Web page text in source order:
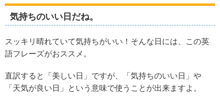
気持ちのいい日だね。
スッキリ晴れていて気持ちがいい！そんな日には、この英
語フレーズがおススメ。
直訳すると「美しい日」ですが、「気持ちのいい日」や
「天気が良い日」という意味で使うことが出来ますよ。